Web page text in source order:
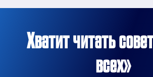
Хватит читать
всех»